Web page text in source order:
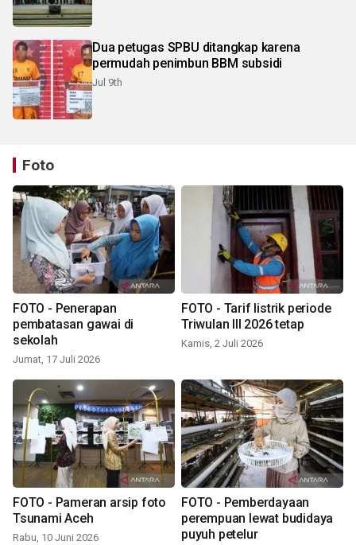
Dua petugas SPBU ditangkap karena
permudah penimbun BBM subsidi
Jul 9th
Foto
FOTO - Penerapan
pembatasan gawai di
sekolah
Jumat, 17 Juli 2026
FOTO - Tarif listrik periode
Triwulan III 2026 tetap
Kamis, 2 Juli 2026
FOTO - Pameran arsip foto
Tsunami Aceh
Rabu, 10 Juni 2026
FOTO - Pemberdayaan
perempuan lewat budidaya
puyuh petelur